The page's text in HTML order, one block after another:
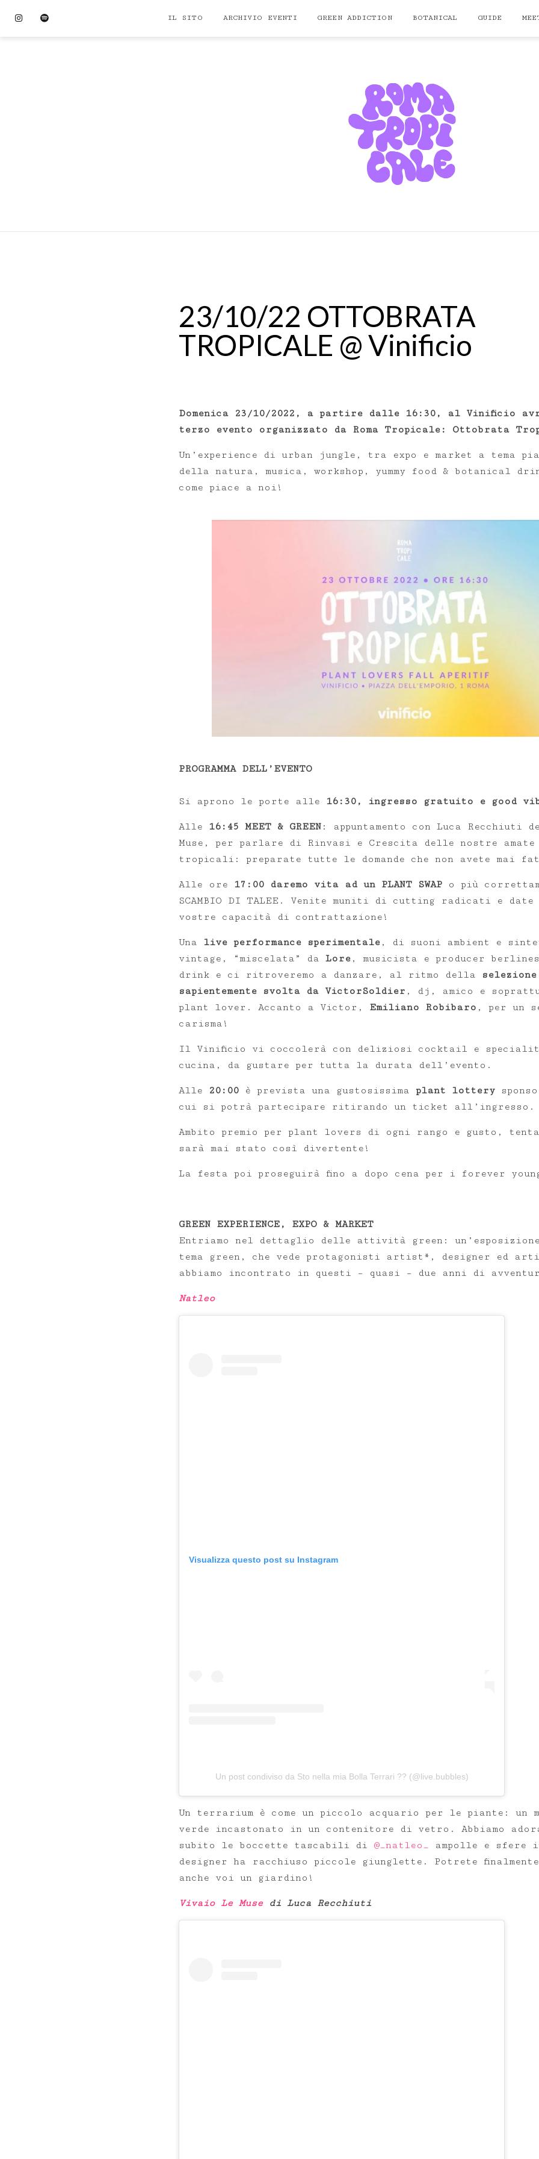
IL SITO ARCHIVIO EVENTI GREEN ADDICTION BOTANICAL GUIDE
Instagram
Spotify
23/10/22 OTTOBRATA
TROPICALE @ Vinificio
Domenica 23/10/2022, a partire dalle 16:30, al Vinificio
terzo evento organizzato da Roma Tropicale: Ottobrata
Un’experience di urban jungle, tra expo e market a tema
della natura, musica, workshop, yummy food & botanical
come piace a noi!
PROGRAMMA DELL’EVENTO
Si aprono le porte alle 16:30, ingresso gratuito e good
Alle 16:45 MEET & GREEN : appuntamento con Luca Recchiuti
Muse, per parlare di Rinvasi e Crescita delle nostre amate
tropicali: preparate tutte le domande che non avete mai
Alle ore 17:00 daremo vita ad un PLANT SWAP o più
SCAMBIO DI TALEE. Venite muniti di cutting radicati e
vostre capacità di contrattazione!
Una live performance sperimentale , di suoni ambient e
vintage, “miscelata” da Lore , musicista e producer
drink e ci ritroveremo a danzare, al ritmo della
sapientemente svolta da VictorSoldier , dj, amico e
plant lover. Accanto a Victor, Emiliano Robibaro , per un
carisma!
Il Vinificio vi coccolerà con deliziosi cocktail e
cucina, da gustare per tutta la durata dell’evento.
Alle 20:00 è prevista una gustosissima plant lottery
cui si potrà partecipare ritirando un ticket all’ingresso.
Ambito premio per plant lovers di ogni rango e gusto,
sarà mai stato così divertente!
La festa poi proseguirà fino a dopo cena per i forever
GREEN EXPERIENCE, EXPO & MARKET
Entriamo nel dettaglio delle attività green:
tema green, che vede protagonisti artist*, designer ed
abbiamo incontrato in questi – quasi – due anni di
Natleo
Visualizza questo post su Instagram
Un post condiviso da Sto nella mia Bolla Terrari ?? (@live.bubbles)
Un terrarium è come un piccolo acquario per le piante: un
verde incastonato in un contenitore di vetro. Abbiamo
subito le boccette tascabili di @_natleo_ ampolle e sfere
designer ha racchiuso piccole giunglette. Potrete
anche voi un giardino!
Vivaio Le Musedi Luca Recchiuti